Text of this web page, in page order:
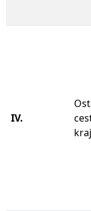
IV.